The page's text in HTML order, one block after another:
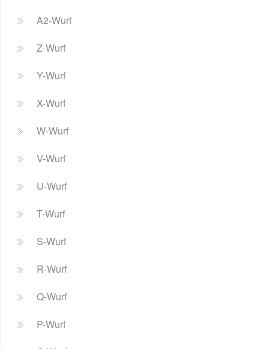
A2-Wurf
Z-Wurf
Y-Wurf
X-Wurf
W-Wurf
V-Wurf
U-Wurf
T-Wurf
S-Wurf
R-Wurf
Q-Wurf
P-Wurf